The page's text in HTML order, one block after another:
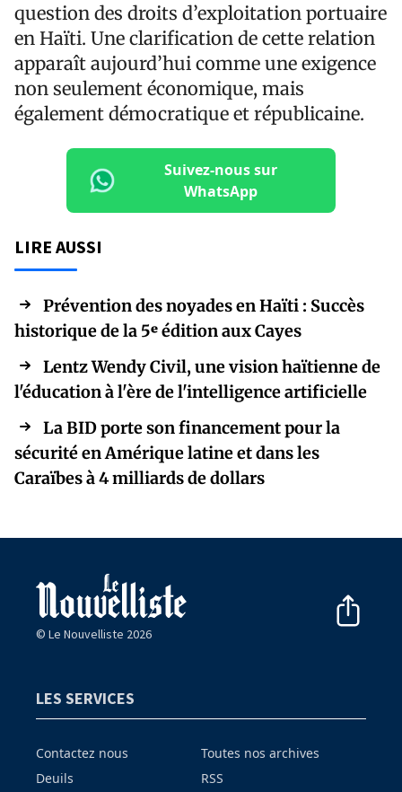
question des droits d’exploitation portuaire
en Haïti. Une clarification de cette relation
apparaît aujourd’hui comme une exigence
non seulement économique, mais
également démocratique et républicaine.
Suivez-nous sur
WhatsApp
LIRE AUSSI
Prévention des noyades en Haïti : Succès
historique de la 5ᵉ édition aux Cayes
Lentz Wendy Civil, une vision haïtienne de
l'éducation à l'ère de l'intelligence artificielle
La BID porte son financement pour la
sécurité en Amérique latine et dans les
Caraïbes à 4 milliards de dollars
© Le Nouvelliste 2026
LES SERVICES
Contactez nous
Deuils
Toutes nos archives
RSS